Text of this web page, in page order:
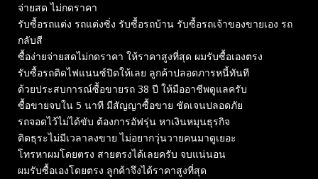
จ่ายสด ไม่กดราคา
รับซื้อรถแต่ง รถแต่งซิ่ง รับซื้อรถบ้าน รับซื้อรถเจ้าของขายเอง รถ
กลับสี
ซื้อง่ายจ่ายสดไม่กดราคา ให้ราคาสูงที่สุด ผมรับซื้อเองตรง
รับซื้อรถติดไฟแนนซ์ปิดให้เลย ลูกค้าปลอดภารหนี้ทันที
ด้วยประสบการณ์ซื้อขายรถ 38 ปี ให้มืออาชีพดูแลครับ
ซื้อขายจบใน 5 นาที มีสัญญาซื้อขาย ชัดเจนปลอดภัย
รถจอดไว้ไม่ได้ขับ ต้องการอัฟรุ่น หาเงินหมุนธุรกิจ
ติดธุระไม่มีเวลาลงขาย ไม่อยากวุ่นวายคนมาดูเยอะ
โทรหาผมโดยตรง สายตรงได้เลยครับ จบแน่นอน
ผมรับซื้อเองโดยตรง ลูกค้าจึงได้ราคาสูงที่สุด